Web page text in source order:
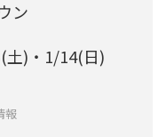
ン
土)・1/14(日)
報